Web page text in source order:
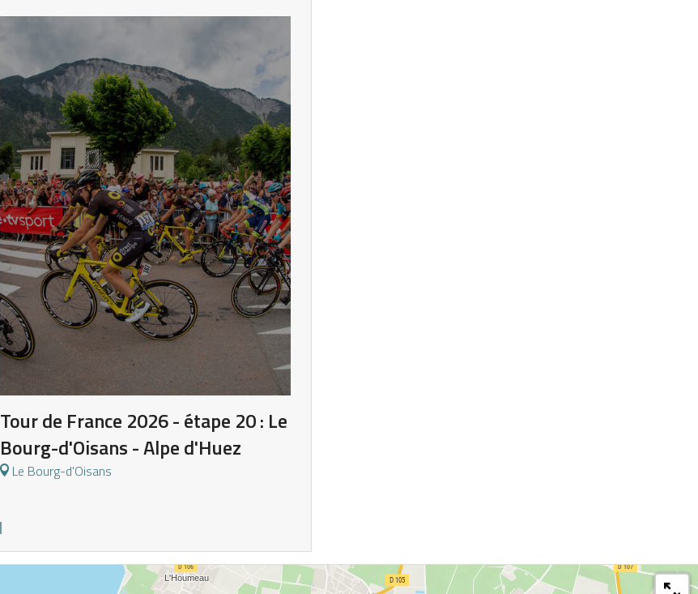
Tour de France 2026 - étape 20 : Le
Bourg-d'Oisans - Alpe d'Huez
Le Bourg-d'Oisans